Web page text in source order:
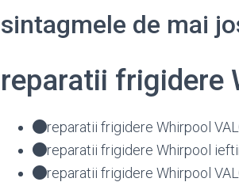
sintagmele de mai
reparatii frigidere
reparatii frigidere Whirpool
reparatii frigidere Whirpool
reparatii frigidere Whirpool